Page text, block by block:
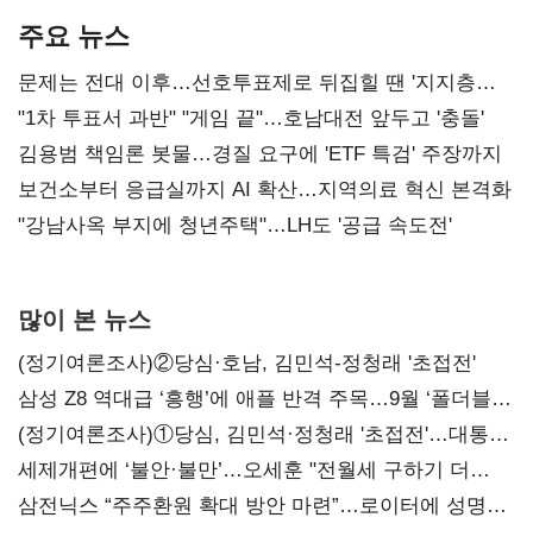
주요 뉴스
문제는 전대 이후…선호투표제로 뒤집힐 땐 '지지층
불복'
"1차 투표서 과반" "게임 끝"…호남대전 앞두고 '충돌'
김용범 책임론 봇물…경질 요구에 'ETF 특검' 주장까지
보건소부터 응급실까지 AI 확산…지역의료 혁신 본격화
"강남사옥 부지에 청년주택"…LH도 '공급 속도전'
많이 본 뉴스
(정기여론조사)②당심·호남, 김민석-정청래 '초접전'
삼성 Z8 역대급 ‘흥행’에 애플 반격 주목…9월 ‘폴더블
대전’
(정기여론조사)①당심, 김민석·정청래 '초접전'…대통령
지지도 '50% 아래로'(종합)
세제개편에 ‘불안·불만’…오세훈 "전월세 구하기 더
힘들어질 것"
삼전닉스 “주주환원 확대 방안 마련”…로이터에 성명